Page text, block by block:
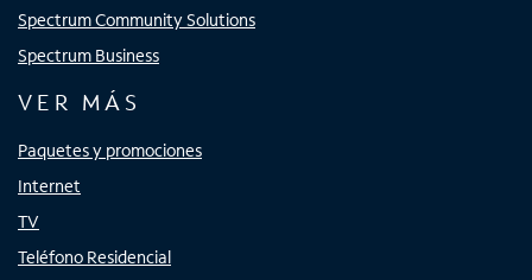
Spectrum Community Solutions
Spectrum Business
VER MÁS
Paquetes y promociones
Internet
TV
Teléfono Residencial